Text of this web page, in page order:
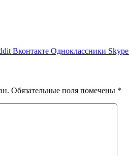
Вконтакте Одноклассники Skype
Обязательные поля помечены *